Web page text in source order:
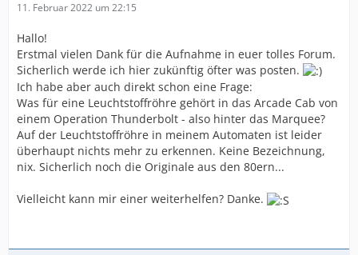
11. Februar 2022 um 22:15
Hallo!
Erstmal vielen Dank für die Aufnahme in euer tolles Forum.
Sicherlich werde ich hier zukünftig öfter was posten.
Ich habe aber auch direkt schon eine Frage:
Was für eine Leuchtstoffröhre gehört in das Arcade Cab von
einem Operation Thunderbolt - also hinter das Marquee?
Auf der Leuchtstoffröhre in meinem Automaten ist leider
überhaupt nichts mehr zu erkennen. Keine Bezeichnung,
nix. Sicherlich noch die Originale aus den 80ern...
Vielleicht kann mir einer weiterhelfen? Danke.